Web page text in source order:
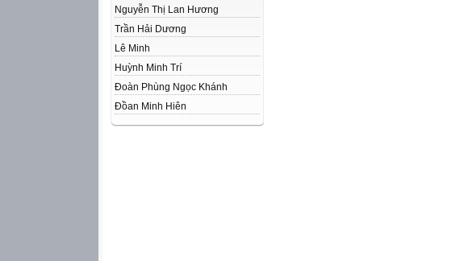
Nguyễn Thị Lan Hương
Trần Hải Dương
Lê Minh
Huỳnh Minh Trí
Đoàn Phùng Ngọc Khánh
Đồan Minh Hiên